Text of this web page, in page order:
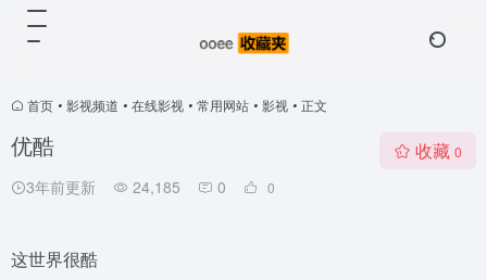
首页 • 影视频道 • 在线影视 • 常用网站 • 影视 • 正文
优酷
3年前更新 24,185 0 0
收藏 0
这世界很酷